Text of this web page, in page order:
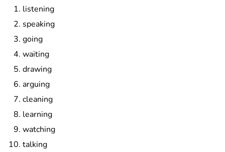
listening
speaking
going
waiting
drawing
arguing
cleaning
learning
watching
talking